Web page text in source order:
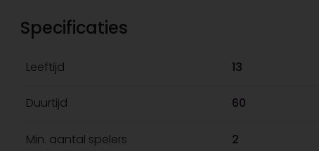
Specificaties
Leeftijd 13
Duurtijd 60
Min. aantal spelers 2